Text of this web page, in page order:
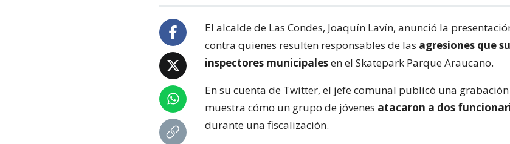
El alcalde de Las Condes, Joaquín Lavín, anunció la
contra quienes resulten responsables de las agresiones que
inspectores municipalesen el Skatepark Parque Araucano.
En su cuenta de Twitter, el jefe comunal publicó una
muestra cómo un grupo de jóvenes atacaron a dos
durante una fiscalización.